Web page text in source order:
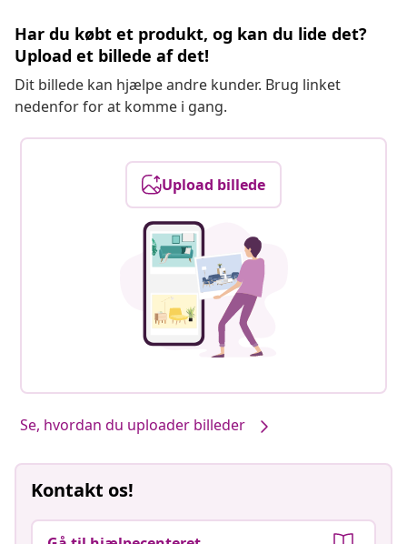
Har du købt et produkt, og kan du lide det?
Upload et billede af det!
Dit billede kan hjælpe andre kunder. Brug linket
nedenfor for at komme i gang.
Upload billede
Se, hvordan du uploader billeder
Kontakt os!